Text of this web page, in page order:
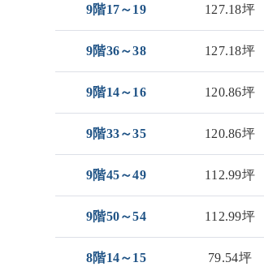
9階17～19 127.18坪
9階36～38 127.18坪
9階14～16 120.86坪
9階33～35 120.86坪
9階45～49 112.99坪
9階50～54 112.99坪
8階14～15 79.54坪